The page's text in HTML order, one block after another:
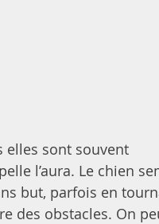
elles sont souvent
l’aura. Le chien
but, parfois en
des obstacles. On